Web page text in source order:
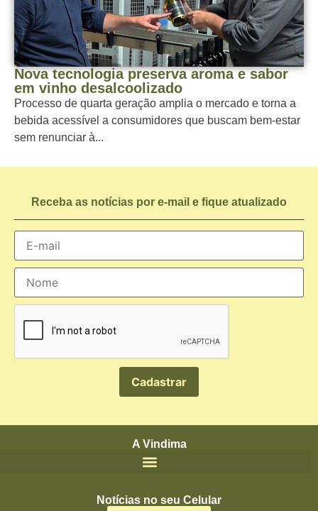
Nova tecnologia preserva aroma e sabor
em vinho desalcoolizado
Processo de quarta geração amplia o mercado e torna a
bebida acessível a consumidores que buscam bem-estar
sem renunciar à...
Receba as notícias por e-mail e fique atualizado
A Vindima
Notícias no seu Celular